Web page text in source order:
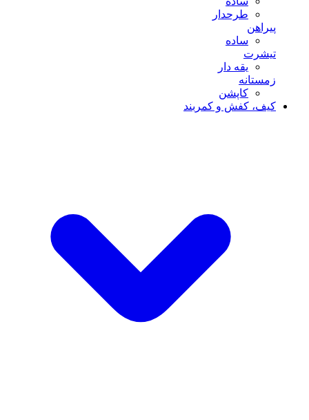
طرحدار
پیراهن
ساده
تیشرت
یقه دار
زمستانه
کاپشن
کیف، کفش و کمربند